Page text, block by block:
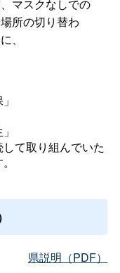
マスクなしでの
所の切り替わ
、
て取り組んでいた
県説明（PDF）